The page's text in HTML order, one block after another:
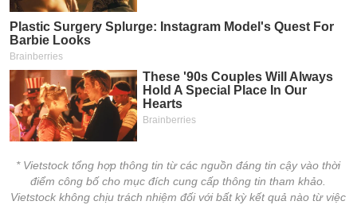
* Vietstock tổng hợp thông tin từ các nguồn đáng tin cậy vào thời
điểm công bố cho mục đích cung cấp thông tin tham khảo.
Vietstock không chịu trách nhiệm đối với bất kỳ kết quả nào từ việc